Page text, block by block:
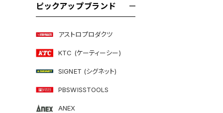
ピックアップブランド
アストロプロダクツ
KTC (ケーティーシー)
SIGNET (シグネット)
PBSWISSTOOLS
ANEX